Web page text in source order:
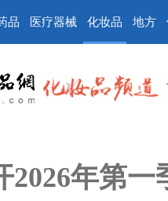
品 医疗器械 化妆品 地方
2026年第